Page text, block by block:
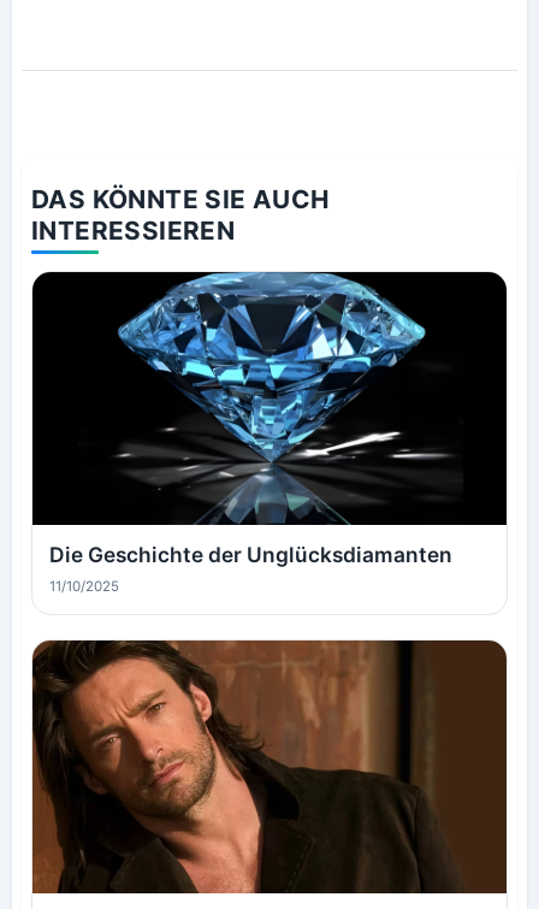
DAS KÖNNTE SIE AUCH
INTERESSIEREN
Die Geschichte der Unglücksdiamanten
11/10/2025